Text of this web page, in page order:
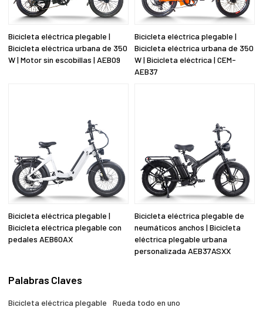
Bicicleta eléctrica plegable |
Bicicleta eléctrica urbana de 350
W | Motor sin escobillas | AEB09
Bicicleta eléctrica plegable |
Bicicleta eléctrica urbana de 350
W | Bicicleta eléctrica | CEM-
AEB37
Bicicleta eléctrica plegable |
Bicicleta eléctrica plegable con
pedales AEB60AX
Bicicleta eléctrica plegable de
neumáticos anchos | Bicicleta
eléctrica plegable urbana
personalizada AEB37ASXX
Palabras Claves
Bicicleta eléctrica plegable
Rueda todo en uno